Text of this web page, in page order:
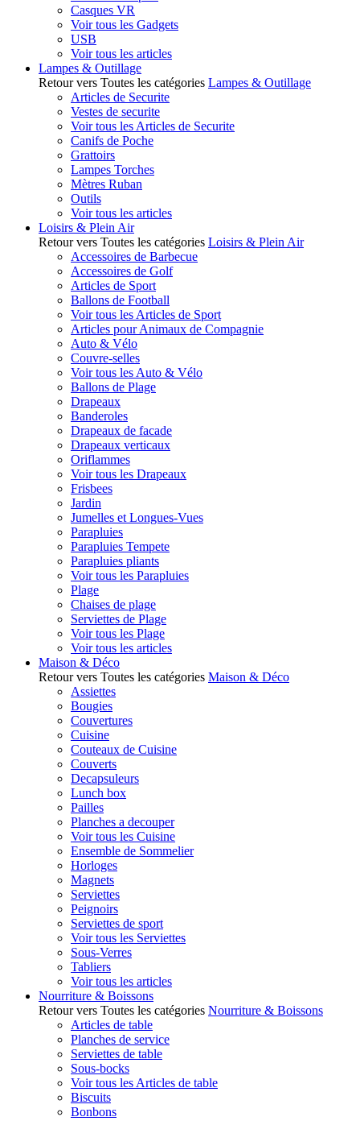
Casques VR
Voir tous les Gadgets
USB
Voir tous les articles
Lampes & Outillage
Retour vers Toutes les catégories Lampes & Outillage
Articles de Securite
Vestes de securite
Voir tous les Articles de Securite
Canifs de Poche
Grattoirs
Lampes Torches
Mètres Ruban
Outils
Voir tous les articles
Loisirs & Plein Air
Retour vers Toutes les catégories Loisirs & Plein Air
Accessoires de Barbecue
Accessoires de Golf
Articles de Sport
Ballons de Football
Voir tous les Articles de Sport
Articles pour Animaux de Compagnie
Auto & Vélo
Couvre-selles
Voir tous les Auto & Vélo
Ballons de Plage
Drapeaux
Banderoles
Drapeaux de facade
Drapeaux verticaux
Oriflammes
Voir tous les Drapeaux
Frisbees
Jardin
Jumelles et Longues-Vues
Parapluies
Parapluies Tempete
Parapluies pliants
Voir tous les Parapluies
Plage
Chaises de plage
Serviettes de Plage
Voir tous les Plage
Voir tous les articles
Maison & Déco
Retour vers Toutes les catégories Maison & Déco
Assiettes
Bougies
Couvertures
Cuisine
Couteaux de Cuisine
Couverts
Decapsuleurs
Lunch box
Pailles
Planches a decouper
Voir tous les Cuisine
Ensemble de Sommelier
Horloges
Magnets
Serviettes
Peignoirs
Serviettes de sport
Voir tous les Serviettes
Sous-Verres
Tabliers
Voir tous les articles
Nourriture & Boissons
Retour vers Toutes les catégories Nourriture & Boissons
Articles de table
Planches de service
Serviettes de table
Sous-bocks
Voir tous les Articles de table
Biscuits
Bonbons